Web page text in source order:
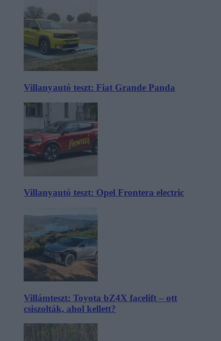
Villanyautó teszt: Fiat Grande Panda
Villanyautó teszt: Opel Frontera electric
Villámteszt: Toyota bZ4X facelift – ott
csiszolták, ahol kellett?